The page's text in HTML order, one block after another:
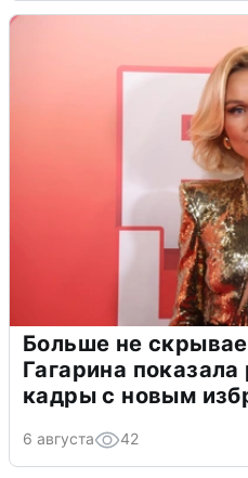
Больше не
Гагарина
кадры с новым
6 августа 42